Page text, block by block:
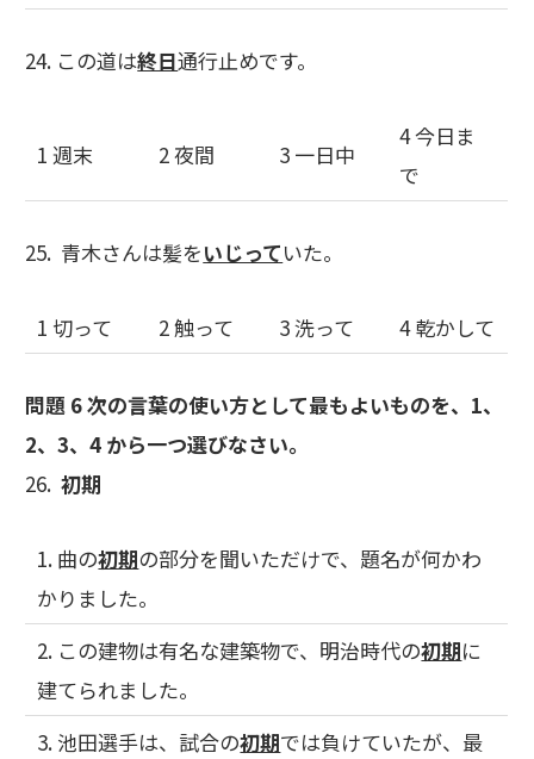
24. この道は終日通行止めです。
1 週末 2 夜間 3 一日中
4 今日ま
で
25. 青木さんは髪をいじっていた。
1 切って 2 触って 3 洗って 4 乾かして
問題 6 次の言葉の使い方として最もよいものを、1、
2、3、4 から一つ選びなさい。
26. 初期
1. 曲の初期の部分を聞いただけで、題名が何かわ
かりました。
2. この建物は有名な建築物で、明治時代の初期に
建てられました。
3. 池田選手は、試合の初期では負けていたが、最